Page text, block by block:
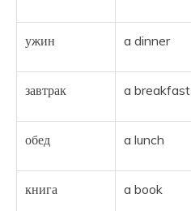
ужин a dinner
завтрак a breakfast
обед a lunch
книга a book